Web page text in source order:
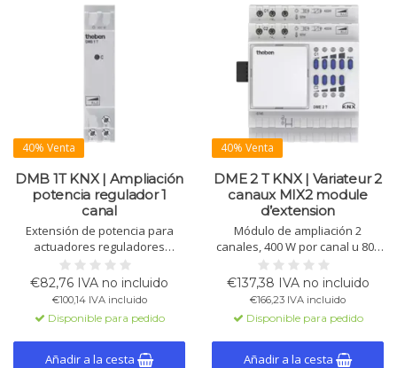
40% Venta
DMB 1T KNX | Ampliación
potencia regulador 1
canal
Extensión de potencia para
actuadores reguladores
universales. Añade 300 W/VA
por canal. Hasta 4 boosters
(máx. 2000 W/VA). Solo funciona
con módulo base MIX2.
€82,76 IVA no incluido
€100,14 IVA incluido
Disponible para pedido
Añadir a la cesta
40% Venta
DME 2 T KNX | Variateur 2
canaux MIX2 module
d’extension
Módulo de ampliación 2
canales, 400 W por canal u 800
W en paralelo. Solo con base
MIX2. Para LED, halógenas y
bajo consumo.
€137,38 IVA no incluido
€166,23 IVA incluido
Disponible para pedido
Añadir a la cesta